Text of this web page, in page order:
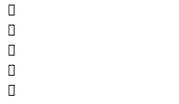




